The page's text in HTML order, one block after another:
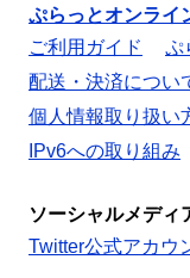
ぷらっとオンライ
ご利用ガイド
ぷ
配送・決済につい
個人情報取り扱い
IPv6への取り組み
ソーシャルメディ
Twitter公式アカウ